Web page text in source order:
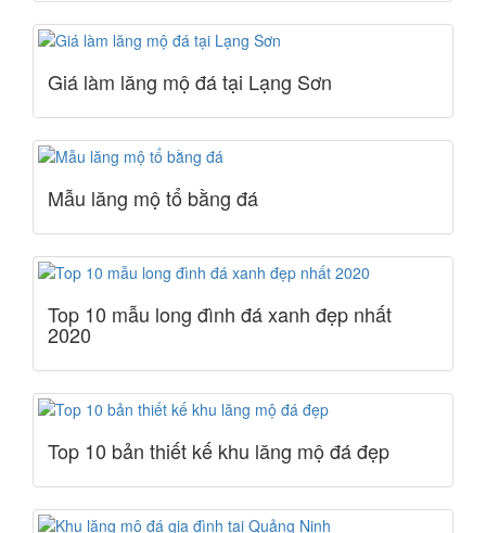
Giá làm lăng mộ đá tại Lạng Sơn
Mẫu lăng mộ tổ bằng đá
Top 10 mẫu long đình đá xanh đẹp nhất
2020
Top 10 bản thiết kế khu lăng mộ đá đẹp